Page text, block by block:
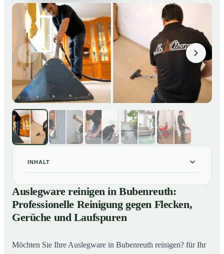
INHALT
01 Auslegware reinigen in Bubenreuth: Professionelle
Reinigung gegen Flecken, Gerüche und Laufspuren
02
So wird Auslegware in Bubenreuth professionell
gereinigt
Auslegware reinigen in Bubenreuth:
Professionelle Reinigung gegen Flecken,
Gerüche und Laufspuren
Möchten Sie Ihre Auslegware in Bubenreuth reinigen? für Ihr